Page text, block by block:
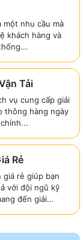
một nhu cầu mà
khách hàng và
Tải
vụ cung cấp giải
thông hàng ngày
Rẻ
giá rẻ giúp bạn
với đội ngũ kỹ
đến giải...